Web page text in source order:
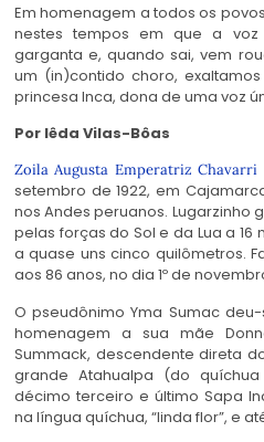
Em homenagem a todos os
nestes tempos em que a
garganta e, quando sai, vem
um (in)contido choro,
princesa Inca, dona de uma voz
Por Iêda Vilas-Bôas
Zoila Augusta Emperatriz Chavarri
setembro de 1922, em
nos Andes peruanos.
pelas forças do Sol e da Lua a
a quase uns cinco quilômetros.
aos 86 anos, no dia 1º de
O pseudônimo Yma Sumac
homenagem a sua mãe
Summack, descendente direta
grande Atahualpa (do quíchua
décimo terceiro e último Sapa
na língua quíchua, “linda flor”, e